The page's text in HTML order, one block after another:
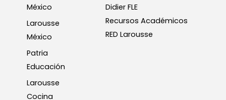
México
Larousse
México
Patria
Educación
Larousse
Cocina
Didier FLE
Recursos Académicos
RED Larousse